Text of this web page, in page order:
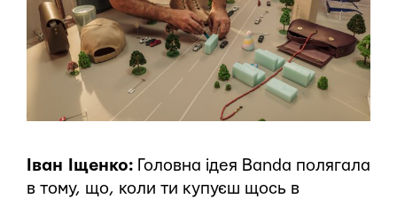
Іван Іщенко: Головна ідея Banda полягала
в тому, що, коли ти купуєш щось в